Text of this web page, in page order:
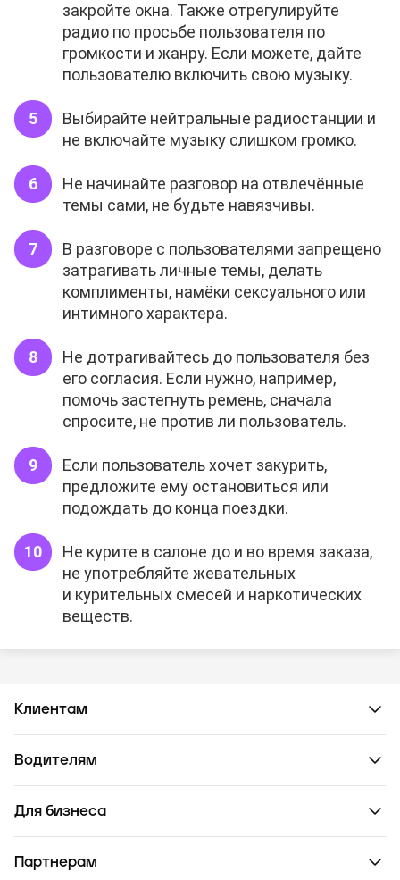
закройте окна. Также отрегулируйте
радио по просьбе пользователя по
громкости и жанру. Если можете, дайте
пользователю включить свою музыку.
Выбирайте нейтральные радиостанции и
не включайте музыку слишком громко.
Не начинайте разговор на отвлечённые
темы сами, не будьте навязчивы.
В разговоре с пользователями запрещено
затрагивать личные темы, делать
комплименты, намёки сексуального или
интимного характера.
Не дотрагивайтесь до пользователя без
его согласия. Если нужно, например,
помочь застегнуть ремень, сначала
спросите, не против ли пользователь.
Если пользователь хочет закурить,
предложите ему остановиться или
подождать до конца поездки.
Не курите в салоне до и во время заказа,
не употребляйте жевательных
и курительных смесей и наркотических
веществ.
Клиентам
Водителям
Для бизнеса
Партнерам